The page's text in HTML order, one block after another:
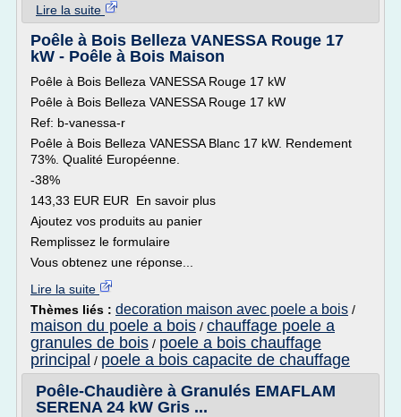
Lire la suite
Poêle à Bois Belleza VANESSA Rouge 17
kW - Poêle à Bois Maison
Poêle à Bois Belleza VANESSA Rouge 17 kW
Poêle à Bois Belleza VANESSA Rouge 17 kW
Ref: b-vanessa-r
Poêle à Bois Belleza VANESSA Blanc 17 kW. Rendement
73%. Qualité Européenne.
-38%
143,33 EUR EUR En savoir plus
Ajoutez vos produits au panier
Remplissez le formulaire
Vous obtenez une réponse...
Lire la suite
Thèmes liés : decoration maison avec poele a bois /
maison du poele a bois / chauffage poele a
granules de bois / poele a bois chauffage
principal / poele a bois capacite de chauffage
Poêle-Chaudière à Granulés EMAFLAM
SERENA 24 kW Gris ...